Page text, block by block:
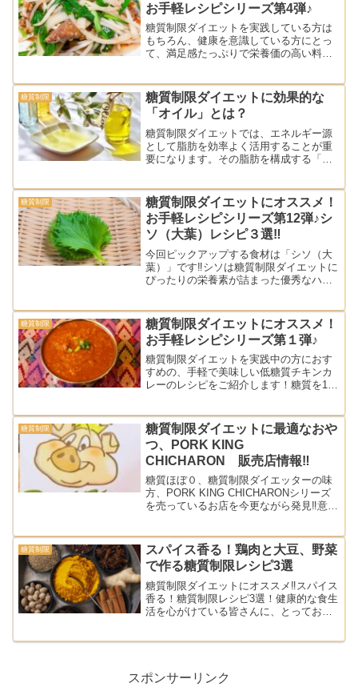
お手軽レシピシリーズ第4弾♪
糖質制限ダイエットを実践している方は
もちろん、健康を意識している方にとっ
て、満足感たっぷりで栄養価の高い料理
バーとニラの炒め物」のレシピをご紹介
します。
糖質制限
糖質制限ダイエットに効果的な
「オイル」とは？
糖質制限ダイエットでは、エネルギー源
として脂肪を効率よく活用することが重
要になります。その脂肪を構成する「脂
性を理解しておくとより効果的なダイエ
ットに繋がる秘密をまとめました。
糖質制限
糖質制限ダイエットにオススメ！
お手軽レシピシリーズ第12弾♪シ
ソ（大葉）レシピ３選‼︎
今回ピックアップする食材は「シソ（大
葉）」です‼︎シソは糖質制限ダイエットに
ぴったりの栄養素が詰まった優秀なハー
ピを3つご紹介します。
糖質制限
糖質制限ダイエットにオススメ！
お手軽レシピシリーズ第１弾♪
糖質制限ダイエットを実践中の方におす
すめの、手軽で美味しい低糖質チキンカ
レーのレシピをご紹介します！糖質を13g
ルクを使用し、健康的な食事を楽しむこ
とができます。
糖質制限
糖質制限ダイエットに最適なおや
つ、PORK KING
CHICHARON 販売店情報‼︎
糖質ほぼ０、糖質制限ダイエッターの味
方、PORK KING CHICHARONシリーズ
を売っているお店を今更ながら発見‼︎意外
糖質制限
スパイス香る！鶏肉と大豆、野菜
で作る糖質制限レシピ3選
糖質制限ダイエットにオススメ‼︎スパイス
香る！糖質制限レシピ3選！健康的な食生
活を心がけている皆さんに、とっておき
スポンサーリンク